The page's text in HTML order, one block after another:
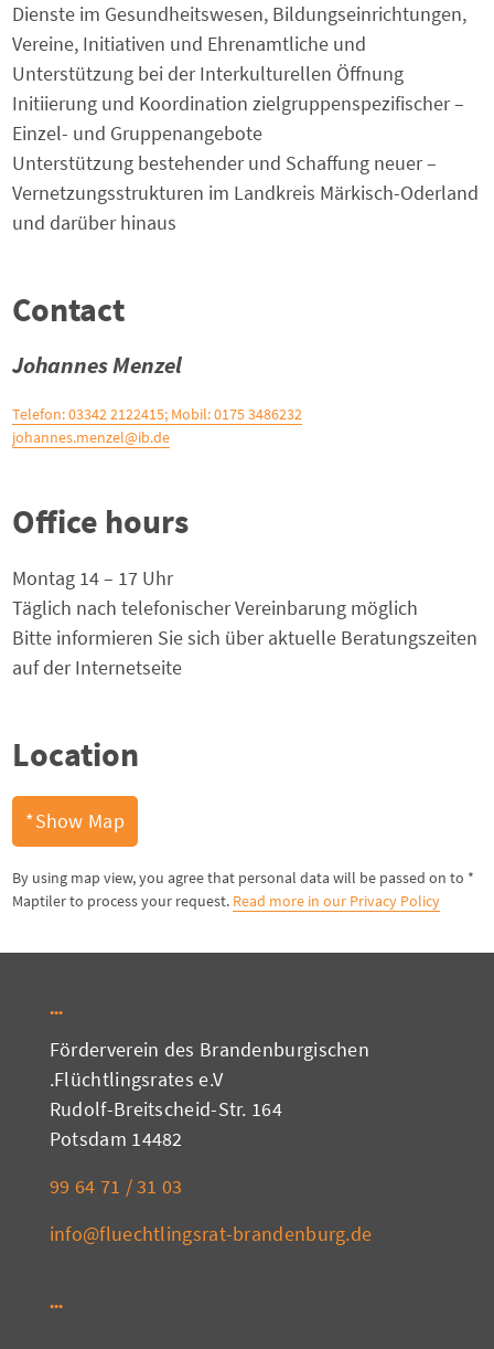
Dienste im Gesundheitswesen, Bildungseinrichtungen,
Vereine, Initiativen und Ehrenamtliche und
Unterstützung bei der Interkulturellen Öffnung
– Initiierung und Koordination zielgruppenspezifischer
Einzel- und Gruppenangebote
– Unterstützung bestehender und Schaffung neuer
Vernetzungsstrukturen im Landkreis Märkisch-Oderland
und darüber hinaus
Contact
Johannes Menzel
Telefon: 03342 2122415; Mobil: 0175 3486232
johannes.menzel@ib.de
Office hours
Montag 14 – 17 Uhr
Täglich nach telefonischer Vereinbarung möglich
Bitte informieren Sie sich über aktuelle Beratungszeiten
auf der Internetseite
Location
Show Map*
* By using map view, you agree that personal data will be passed on to
Maptiler to process your request. Read more in our Privacy Policy
Förderverein des Brandenburgischen
Flüchtlingsrates e.V.
Rudolf-Breitscheid-Str. 164
14482 Potsdam
03 31 / 71 64 99
info@fluechtlingsrat-brandenburg.de